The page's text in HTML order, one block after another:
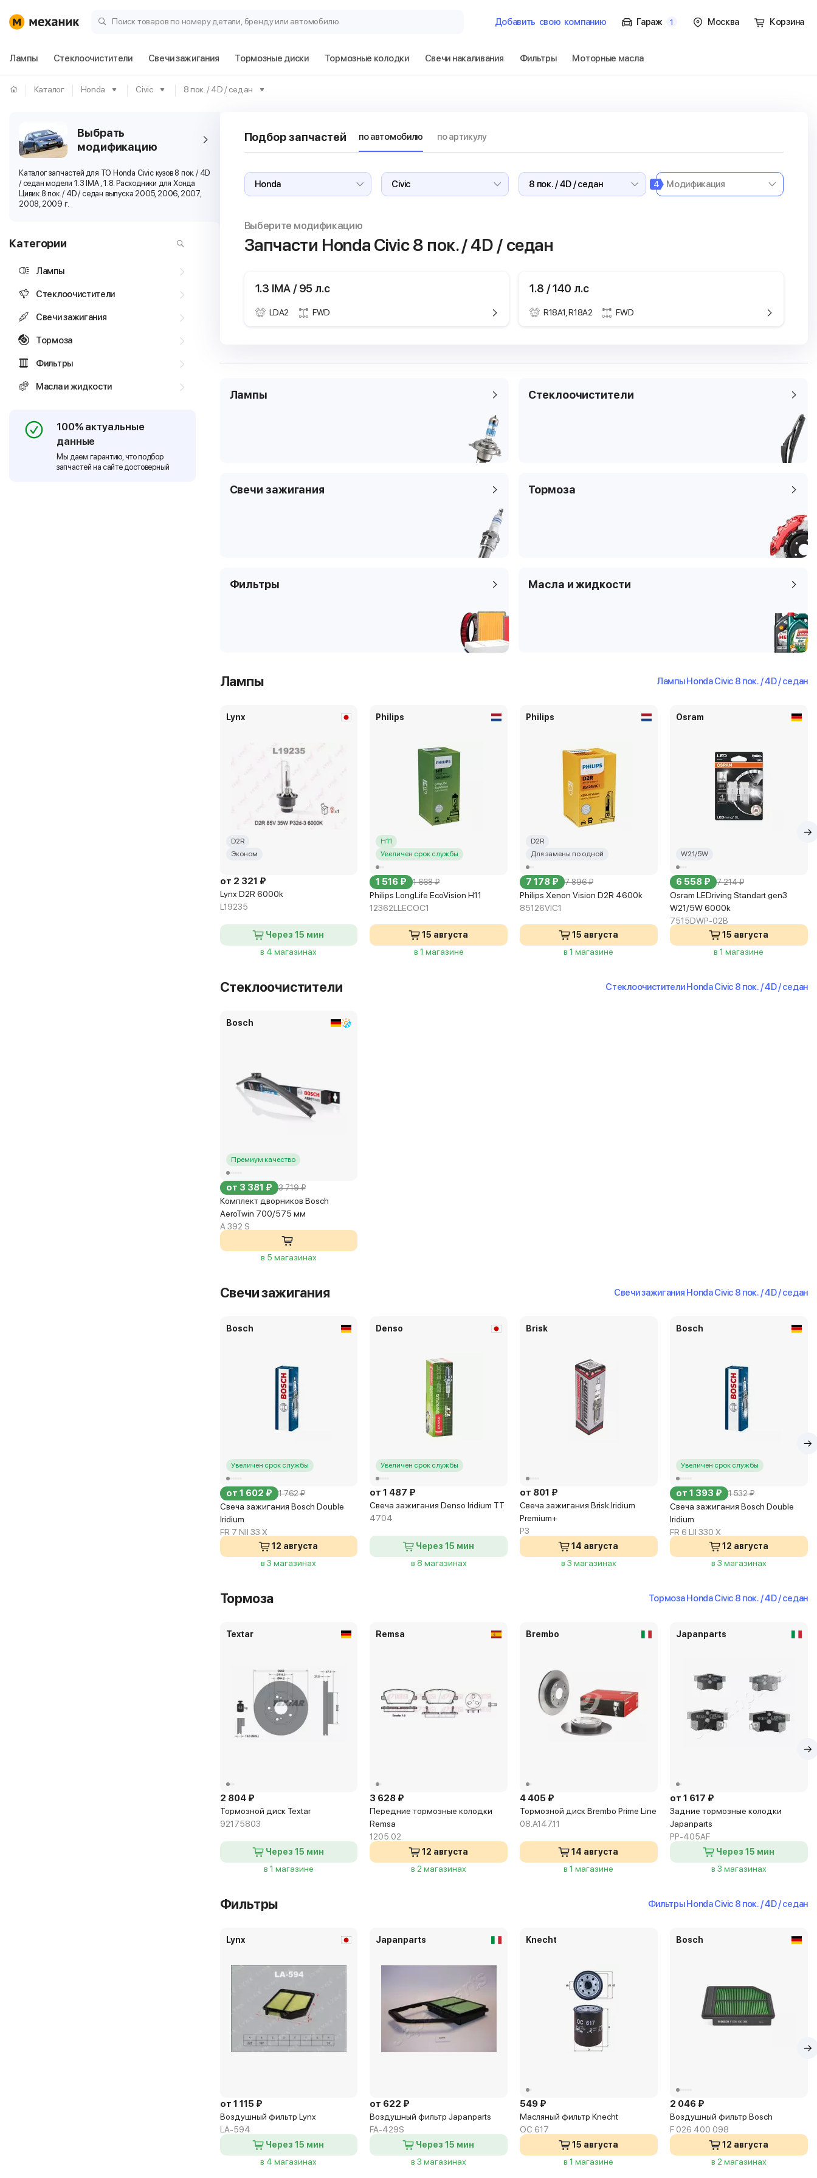
Поиск товаров по номеру детали, бренду или автомобилю Добавить свою компанию Гараж 1
Гараж
Москва Корзина
Лампы Стеклоочистители Свечи зажигания Тормозные диски Тормозные колодки Свечи накаливания Фильтры Моторные масла
Каталог Honda Civic 8 пок. / 4D / седан
Выбрать
модификацию
Каталог запчастей для ТО Honda Civic кузов 8 пок. / 4D
/ седан модели 1.3 IMA , 1.8. Расходники для Хонда
Цивик 8 пок. / 4D / седан выпуска 2005, 2006, 2007,
2008, 2009 г.
Категории
Лампы
Стеклоочистители
Свечи зажигания
Тормоза
Фильтры
Масла и жидкости
100% актуальные
данные
Мы даем гарантию, что подбор
запчастей на сайте достоверный
Подбор запчастей по автомобилю по артикулу
4
Выберите модификацию
Запчасти Honda Civic8 пок. / 4D / седан
1.3 IMA / 95 л.с
LDA2 FWD
Технические характеристики
Годы выпуска
2006.01 -
Рабочий объем
двигателя
Цилиндры
Клапаны
Тип платформы
Код кузова
1.8 / 140 л.с
R18A1, R18A2 FWD
Технические характеристики
2005.09 - 2012.02
Лампы Стеклоочистители
Свечи зажигания Тормоза
Фильтры Масла и жидкости
Лампы Лампы Honda Civic 8 пок. / 4D / седан
Lynx
D2R
Эконом
от 2 321 ₽
Lynx D2R 6000k
L19235
Через 15 мин
в 4 магазинах
Philips
H11
Увеличен срок службы
1 516 ₽ 1 668 ₽
Philips LongLife EcoVision H11
12362LLECOC1
15 августа
в 1 магазине
Philips
D2R
Для замены по одной
7 178 ₽ 7 896 ₽
Philips Xenon Vision D2R 4600k
85126VIC1
15 августа
в 1 магазине
Osram
W21/5W
6 558 ₽ 7 214 ₽
Osram LEDriving Standart gen3
W21/5W 6000k
7515DWP-02B
15 августа
в 1 магазине
Стеклоочистители Стеклоочистители Honda Civic 8 пок. / 4D / седан
Bosch
Премиум качество
от 3 381 ₽ 3 719 ₽
Комплект дворников Bosch
AeroTwin 700/575 мм
A 392 S
в 5 магазинах
Свечи зажигания Свечи зажигания Honda Civic 8 пок. / 4D / седан
Bosch
Увеличен срок службы
от 1 602 ₽ 1 762 ₽
Свеча зажигания Bosch Double
Iridium
FR 7 NII 33 X
12 августа
в 3 магазинах
Denso
Увеличен срок службы
от 1 487 ₽
Свеча зажигания Denso Iridium TT
4704
Через 15 мин
в 8 магазинах
Brisk
от 801 ₽
Свеча зажигания Brisk Iridium
Premium+
P3
14 августа
в 3 магазинах
Bosch
Увеличен срок службы
от 1 393 ₽ 1 532 ₽
Свеча зажигания Bosch Double
Iridium
FR 6 LII 330 X
12 августа
в 3 магазинах
Тормоза Тормоза Honda Civic 8 пок. / 4D / седан
Textar
2 804 ₽
Тормозной диск Textar
92175803
Через 15 мин
в 1 магазине
Remsa
3 628 ₽
Передние тормозные колодки
Remsa
1205.02
12 августа
в 2 магазинах
Brembo
4 405 ₽
Тормозной диск Brembo Prime Line
08.A147.11
14 августа
в 1 магазине
Japanparts
от 1 617 ₽
Задние тормозные колодки
Japanparts
PP-405AF
Через 15 мин
в 3 магазинах
Фильтры Фильтры Honda Civic 8 пок. / 4D / седан
Lynx
от 1 115 ₽
Воздушный фильтр Lynx
LA-594
Через 15 мин
в 4 магазинах
Japanparts
от 622 ₽
Воздушный фильтр Japanparts
FA-429S
Через 15 мин
в 3 магазинах
Knecht
549 ₽
Масляный фильтр Knecht
OC 617
15 августа
в 1 магазине
Bosch
2 046 ₽
Воздушный фильтр Bosch
F 026 400 098
12 августа
в 2 магазинах